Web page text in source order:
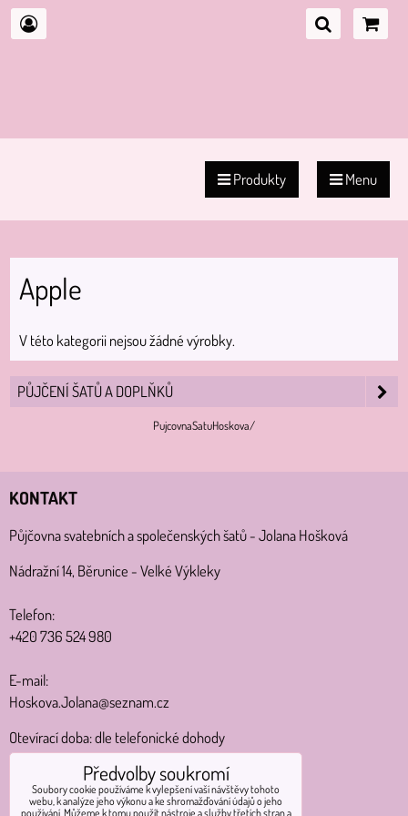
Produkty Menu
Apple
V této kategorii nejsou žádné výrobky.
PŮJČENÍ ŠATŮ A DOPLŇKŮ
PujcovnaSatuHoskova/
KONTAKT
Půjčovna svatebních a společenských šatů - Jolana Hošková
Nádražní 14, Běrunice - Velké Výkleky
Telefon:
+420 736 524 980
E-mail:
Hoskova.Jolana@seznam.cz
Otevírací doba: dle telefonické dohody
Nádražní 14
Předvolby soukromí
Soubory cookie používáme k vylepšení vaší návštěvy tohoto
webu, k analýze jeho výkonu a ke shromažďování údajů o jeho
používání. Můžeme k tomu použít nástroje a služby třetích stran a